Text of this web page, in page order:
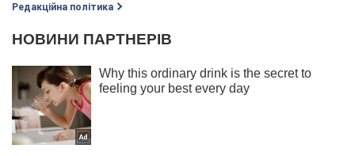
Редакційна політика